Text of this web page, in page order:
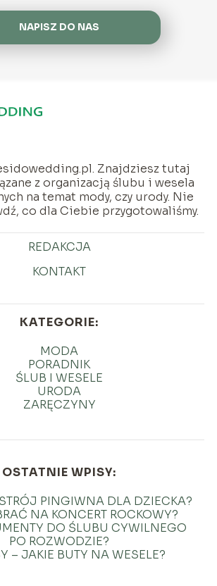
NAPISZ DO NAS
Znajdziesz tutaj
z organizacją ślubu i wesela
na temat mody, czy urody. Nie
co dla Ciebie przygotowaliśmy.
REDAKCJA
KONTAKT
KATEGORIE:
MODA
PORADNIK
ŚLUB I WESELE
URODA
ZARĘCZYNY
OSTATNIE WPISY:
PINGIWNA DLA DZIECKA?
NA KONCERT ROCKOWY?
DO ŚLUBU CYWILNEGO
PO ROZWODZIE?
– JAKIE BUTY NA WESELE?